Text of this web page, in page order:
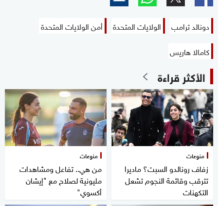
دونالد ترامب الولايات المتحدة
أمن الولايات المتحدة
كامالا هاريس
الأكثر قراءة
منوعات
زفاف رونالدو السبت؟ ماديرا
تترقب وقائمة النجوم تشعل
التكهنات
منوعات
من هي.. تفاعل ومشاهدات
مليونية لصلاح مع "إيشان
أكسوي"